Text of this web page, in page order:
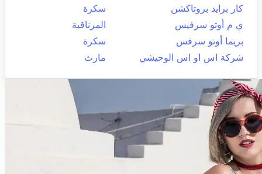
كار برايد بروتاكشن
سكرة
ي م أوتو سرفيس
المرناقية
بريما أوتو سرفس
سكرة
شركة اس او اس الوحيشي
مارث